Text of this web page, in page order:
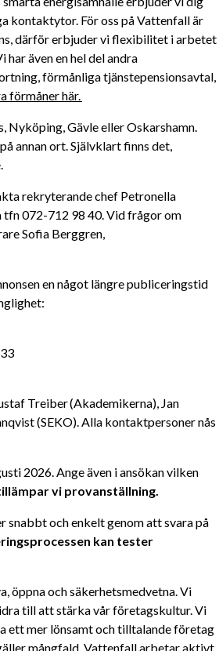
kontaktytor. För oss på Vattenfall är
därför erbjuder vi flexibilitet i arbetet
även en hel del andra
förmånliga tjänstepensionsavtal,
förmåner här.
Nyköping, Gävle eller Oskarshamn.
annan ort. Självklart finns det,
rekryterande chef Petronella
tfn 072-712 98 40. Vid frågor om
en något längre publiceringstid
Treiber (Akademikerna), Jan
(SEKO). Alla kontaktpersoner nås
2026. Ange även i ansökan vilken
vi provanställning.
snabbt och enkelt genom att svara på
kan tester
öppna och säkerhetsmedvetna. Vi
till att stärka vår företagskultur. Vi
ett mer lönsamt och tilltalande företag
mångfald. Vattenfall arbetar aktivt